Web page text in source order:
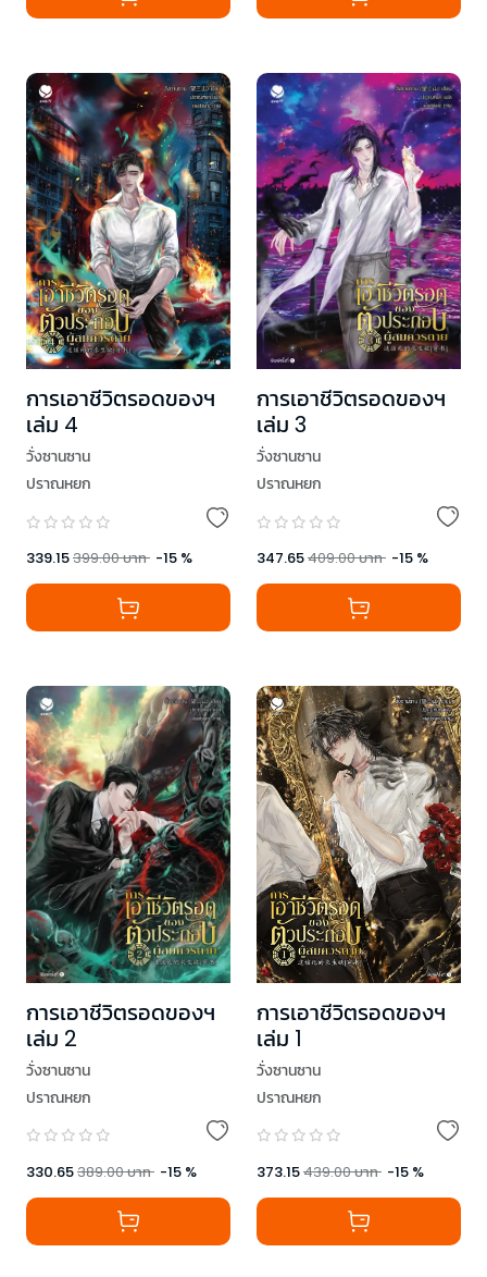
การเอาชีวิตรอดของฯ
เล่ม 4
วั่งซานซาน
ปราณหยก
339.15399.00บาท -15 %
การเอาชีวิตรอดของฯ
เล่ม 3
วั่งซานซาน
ปราณหยก
347.65409.00บาท -15 %
การเอาชีวิตรอดของฯ
เล่ม 2
วั่งซานซาน
ปราณหยก
330.65389.00บาท -15 %
การเอาชีวิตรอดของฯ
เล่ม 1
วั่งซานซาน
ปราณหยก
373.15439.00บาท -15 %